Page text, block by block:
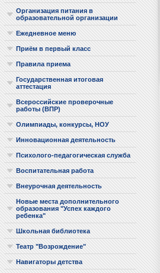
Организация питания в
образовательной организации
Ежедневное меню
Приём в первый класс
Правила приема
Государственная итоговая
аттестация
Всероссийские проверочные
работы (ВПР)
Олимпиады, конкурсы, НОУ
Инновационная деятельность
Психолого-педагогическая служба
Воспитательная работа
Внеурочная деятельность
Новые места дополнительного
образования "Успех каждого
ребенка"
Школьная библиотека
Театр "Возрождение"
Навигаторы детства